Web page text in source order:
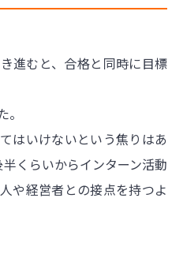
進むと、合格と同時に目標
はいけないという焦りはあ
くらいからインターン活動
や経営者との接点を持つよ